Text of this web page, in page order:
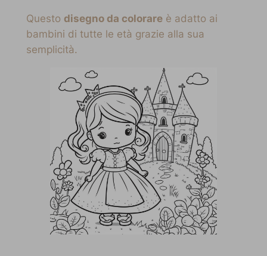
Questo disegno da colorareè adatto ai
bambini di tutte le età grazie alla sua
semplicità.